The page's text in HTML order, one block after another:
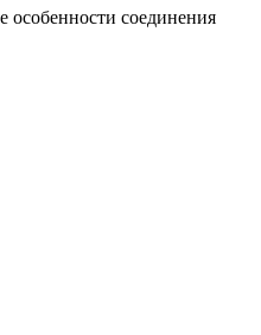
особенности соединения